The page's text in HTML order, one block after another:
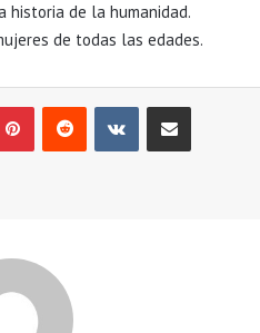
historia de la humanidad.
de todas las edades.
PinterestReddit VKontakteCompartir por correo electrónico